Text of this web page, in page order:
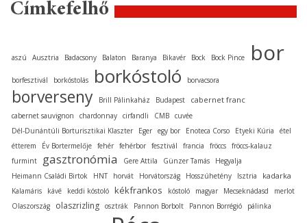
Címkefelhő
aszú Ausztria Badacsony Balaton Baranya Bikavér Bock Bock Pince bor
borfesztivál borkóstolás borkóstoló borvacsora
borverseny Brill Pálinkaház Budapest cabernet franc
cabernet sauvignon chardonnay cirfandli CMB cuvée
Dél-Dunántúli Borturisztikai Klaszter
Eger egy bor Enoteca Corso Etyeki Kúria
étel
étterem
Év Bortermelője fehér fehérbor fesztivál francia fröccs fröccs-kalauz
furmint
gasztronómia Gere Attila Günzer Tamás
Hegyalja
Heimann Családi Birtok
HNT horvát Horvátország Hosszúhetény Isztria kadarka
Kalamáris kávé keddi kóstoló kékfrankos kóstoló magyar Mecseknádasd
merlot
Olaszország
olaszrizling osztrák Pannon Borbolt Pannon Borrégió pálinka